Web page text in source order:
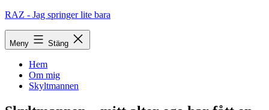
Hoppa
innehåll
RAZ - Jag springer lite bara
Meny Stäng
Hem
Om mig
Skyltmannen